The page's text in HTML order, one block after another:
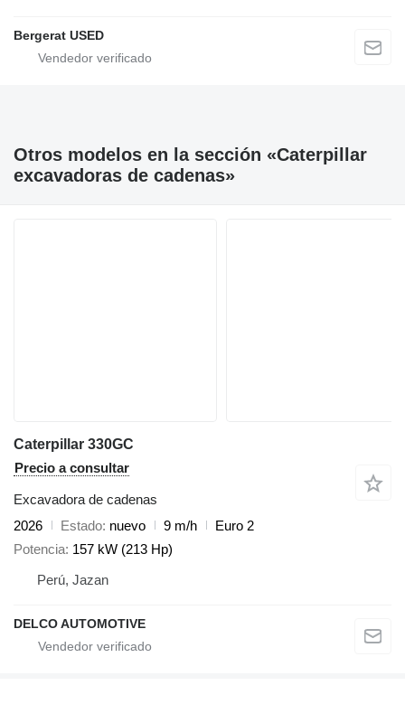
Bergerat USED
Otros modelos en la sección «Caterpillar
excavadoras de cadenas»
Caterpillar 330GC
Precio a consultar
Excavadora de cadenas
2026
Estado nuevo 9 m/h
Euro 2
Potencia 157 kW (213 Hp)
Perú, Jazan
DELCO AUTOMOTIVE